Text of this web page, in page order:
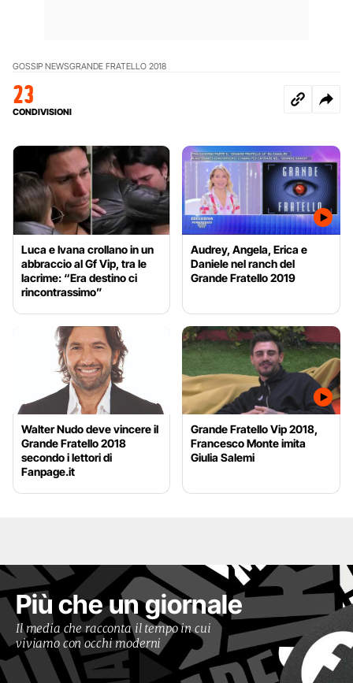
GOSSIP NEWSGRANDE FRATELLO 2018
23
CONDIVISIONI
Luca e Ivana crollano in un
abbraccio al Gf Vip, tra le
lacrime: “Era destino ci
rincontrassimo”
Audrey, Angela, Erica e
Daniele nel ranch del
Grande Fratello 2019
Walter Nudo deve vincere il
Grande Fratello 2018
secondo i lettori di
Fanpage.it
Grande Fratello Vip 2018,
Francesco Monte imita
Giulia Salemi
Più che un giornale
Il media che racconta il tempo in cui
viviamo con occhi moderni